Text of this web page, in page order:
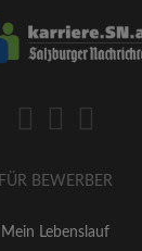
FÜR BEWERBER
Mein Lebenslauf